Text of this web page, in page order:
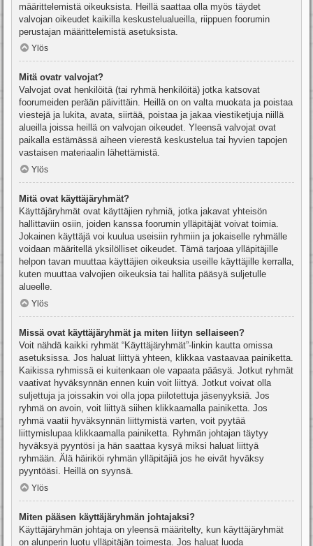
määrittelemistä oikeuksista. Heillä saattaa olla myös täydet
valvojan oikeudet kaikilla keskustelualueilla, riippuen foorumin
perustajan määrittelemistä asetuksista.
Ylös
Mitä ovatr valvojat?
Valvojat ovat henkilöitä (tai ryhmä henkilöitä) jotka katsovat
foorumeiden perään päivittäin. Heillä on on valta muokata ja poistaa
viestejä ja lukita, avata, siirtää, poistaa ja jakaa viestiketjuja niillä
alueilla joissa heillä on valvojan oikeudet. Yleensä valvojat ovat
paikalla estämässä aiheen vierestä keskustelua tai hyvien tapojen
vastaisen materiaalin lähettämistä.
Ylös
Mitä ovat käyttäjäryhmät?
Käyttäjäryhmät ovat käyttäjien ryhmiä, jotka jakavat yhteisön
hallittaviin osiin, joiden kanssa foorumin ylläpitäjät voivat toimia.
Jokainen käyttäjä voi kuulua useisiin ryhmiin ja jokaiselle ryhmälle
voidaan määritellä yksilölliset oikeudet. Tämä tarjoaa ylläpitäjille
helpon tavan muuttaa käyttäjien oikeuksia useille käyttäjille kerralla,
kuten muuttaa valvojien oikeuksia tai hallita pääsyä suljetulle
alueelle.
Ylös
Missä ovat käyttäjäryhmät ja miten liityn sellaiseen?
Voit nähdä kaikki ryhmät “Käyttäjäryhmät”-linkin kautta omissa
asetuksissa. Jos haluat liittyä yhteen, klikkaa vastaavaa painiketta.
Kaikissa ryhmissä ei kuitenkaan ole vapaata pääsyä. Jotkut ryhmät
vaativat hyväksynnän ennen kuin voit liittyä. Jotkut voivat olla
suljettuja ja joissakin voi olla jopa piilotettuja jäsenyyksiä. Jos
ryhmä on avoin, voit liittyä siihen klikkaamalla painiketta. Jos
ryhmä vaatii hyväksynnän liittymistä varten, voit pyytää
liittymislupaa klikkaamalla painiketta. Ryhmän johtajan täytyy
hyväksyä pyyntösi ja hän saattaa kysyä miksi haluat liittyä
ryhmään. Älä häiriköi ryhmän ylläpitäjiä jos he eivät hyväksy
pyyntöäsi. Heillä on syynsä.
Ylös
Miten pääsen käyttäjäryhmän johtajaksi?
Käyttäjäryhmän johtaja on yleensä määritelty, kun käyttäjäryhmät
on alunperin luotu ylläpitäjän toimesta. Jos haluat luoda